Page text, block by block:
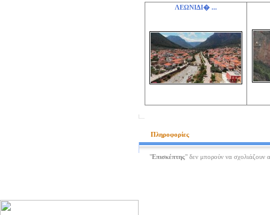
ΛΕΩΝΙΔΙ� ...
Πληροφορίες
"Επισκέπτης" δεν μπορούν να σχολιάζουν